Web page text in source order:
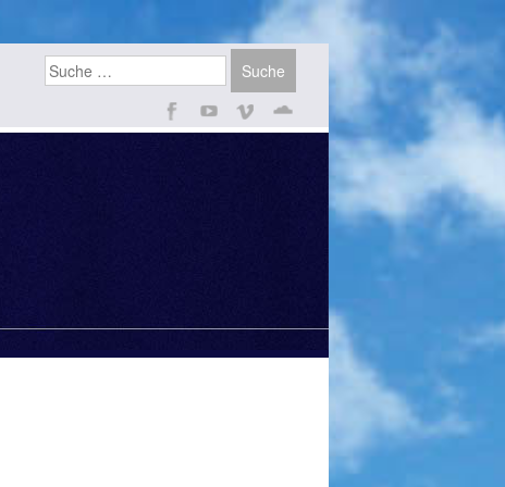
Suchen